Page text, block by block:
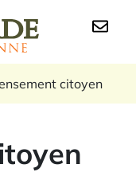
sur
citoyen